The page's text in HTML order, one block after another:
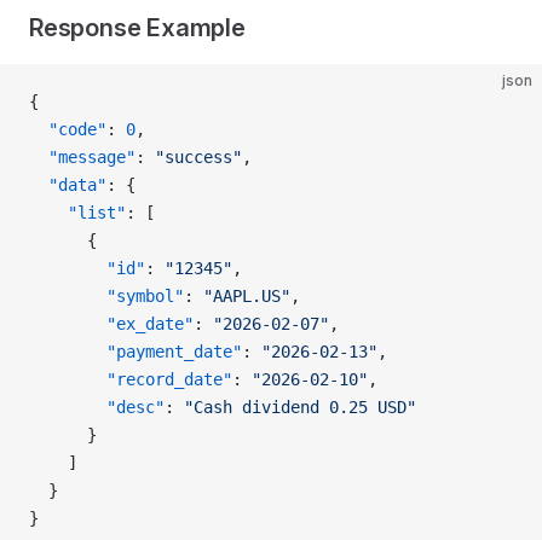
Response Example
json
{
  "code"
: 0,
  "message"
: "success" ,
  "data"
: {
    "list"
: [
      {
        "id"
: "12345" ,
        "symbol"
: "AAPL.US" ,
        "ex_date"
: "2026-02-07" ,
        "payment_date"
: "2026-02-13" ,
        "record_date"
: "2026-02-10" ,
        "desc"
:
"Cash dividend 0.25 USD"
      }
    ]
  }
}